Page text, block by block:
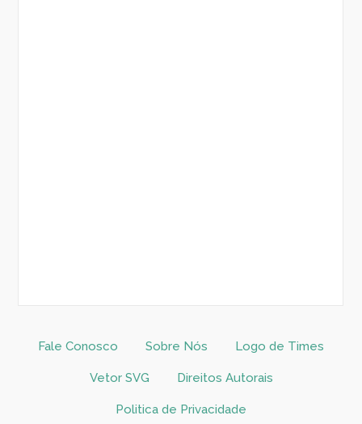
Fale Conosco Sobre Nós Logo de Times
Vetor SVG Direitos Autorais
Politica de Privacidade